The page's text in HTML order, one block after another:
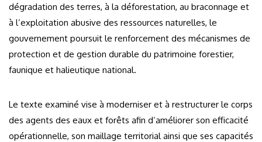
dégradation des terres, à la déforestation, au braconnage et
à l’exploitation abusive des ressources naturelles, le
gouvernement poursuit le renforcement des mécanismes de
protection et de gestion durable du patrimoine forestier,
faunique et halieutique national.
Le texte examiné vise à moderniser et à restructurer le corps
des agents des eaux et forêts afin d’améliorer son efficacité
opérationnelle, son maillage territorial ainsi que ses capacités